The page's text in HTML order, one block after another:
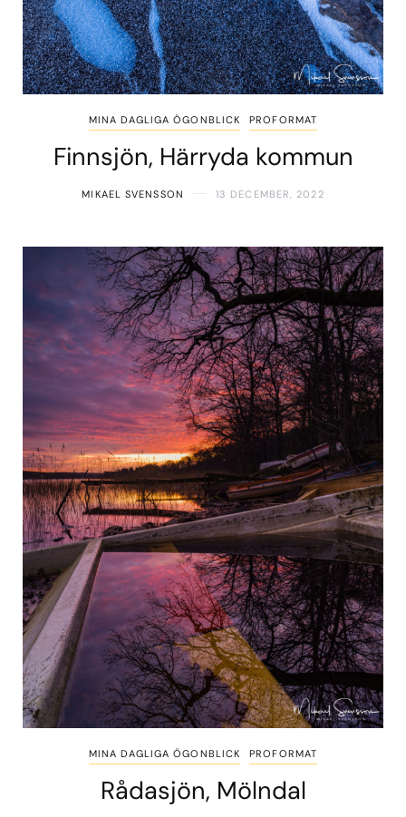
MINA DAGLIGA ÖGONBLICK PROFORMAT
Finnsjön, Härryda kommun
MIKAEL SVENSSON 13 DECEMBER, 2022
MINA DAGLIGA ÖGONBLICK PROFORMAT
Rådasjön, Mölndal